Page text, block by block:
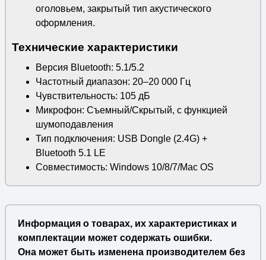
оголовьем, закрытый тип акустического
оформления.
Технические характеристики
Версия Bluetooth: 5.1/5.2
Частотный диапазон: 20–20 000 Гц
Чувствительность: 105 дБ
Микрофон: Съемный/Скрытый, с функцией
шумоподавления
Тип подключения: USB Dongle (2.4G) +
Bluetooth 5.1 LE
Совместимость: Windows 10/8/7/Mac OS
Информация о товарах, их характеристиках и
комплектации может содержать ошибки.
Она может быть изменена производителем без